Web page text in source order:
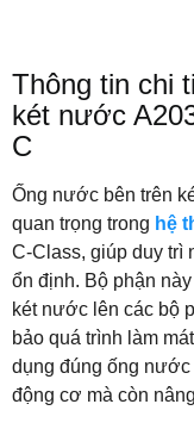
Thông tin chi
két nước
C
Ống nước bên trên
quan trọng trong hệ
C-Class, giúp duy trì
ổn định. Bộ phận
két nước lên các bộ
bảo quá trình làm
dụng đúng ống
động cơ mà còn